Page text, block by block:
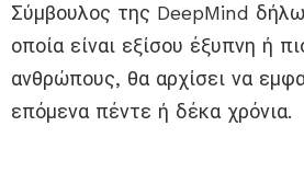
Σύμβουλος της DeepMind
οποία είναι εξίσου έξυπνη ή
ανθρώπους, θα αρχίσει να
επόμενα πέντε ή δέκα χρόνια.